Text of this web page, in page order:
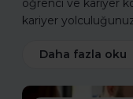
öğrenci ve kariyer
kariyer
Daha fazla oku